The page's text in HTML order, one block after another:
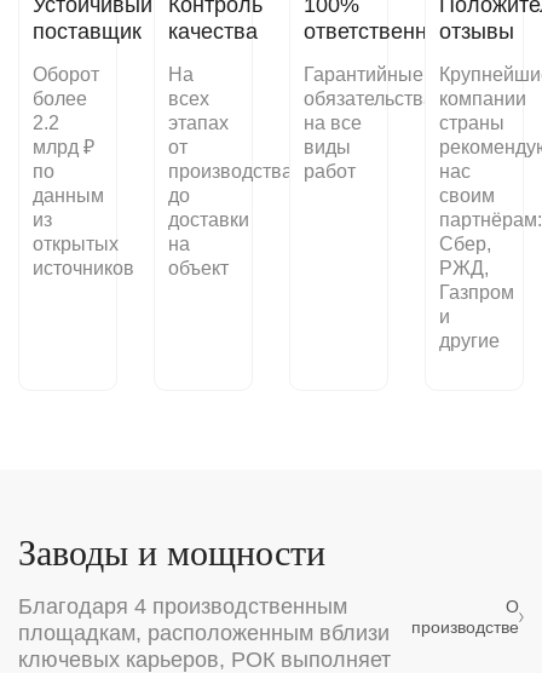
Устойчивый
поставщик
Оборот
более
2.2
млрд ₽
по
данным
из
открытых
источников
Контроль
качества
На
всех
этапах
от
производства
до
доставки
на
объект
100%
ответственность
Гарантийные
обязательства
на все
виды
работ
отзывы
компании
страны
нас
своим
партнёрам:
Сбер,
РЖД,
Газпром
и
другие
Заводы и мощности
Благодаря 4 производственным
площадкам, расположенным вблизи
ключевых карьеров, РОК выполняет
О
производстве